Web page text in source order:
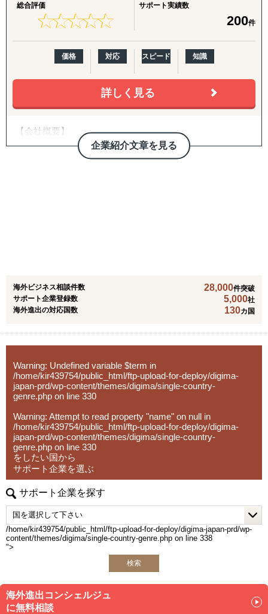
総合評価
★★★★★
★★★★★
サポート実績数
200件
価格 対応 スピード 知識
詳しく見る
企業紹介文章を見る
【会社概要】
日本企業が海外進出を検討する際、最も大きな不安は「現
地の情報が分からない」「信頼できるパートナーがいるの
など、多くの日本企業様をサポートしてまいりました。人
口1億人を超える成長市場として、製造業、小売業、飲食
業など幅広い業種でビジネスチャンスが拡大しています。
大企業がまだ本格参入していない分野も多く、中堅・中小
企業にとって大きな可能性を持つ市場です。弊社では現地
ネットワークを活かし、市場調査から販売パートナー紹
海外進出は、単に海外に商品を販売するだけではありませ
ん。
「どの国に進出すべきか」「現地で本当に需要があるの
か」「誰と組むべきか」など、事前準備が成功を大きく左
右します。弊社では、お客様ごとの状況や目的に合わせ、
現地目線で具体的かつ現実的なアドバイスを行い、伴走型
で支援しています。
これまで製造業、建設業、化粧品、小売、飲食業など多様
な業界で支援実績があり、海外展開が初めての企業様にも
安心してご相談いただける体制を整えています。
「海外進出は難しそう」という不安を、
「まず相談してみよう」に変えること。
海外ビジネス相談件数 28,000件突破
サポート企業登録数
5,000社
海外進出の対応国数
130カ国
Warning: Undefined variable $term in
/home/kir439754/public_html/ftp-upload-for-deploy/digima-
japan-prd/wp-content/themes/digima/single-country-
genre.php on line 330
Warning: Attempt to read property "name" on null in
/home/kir439754/public_html/ftp-upload-for-deploy/digima-
japan-prd/wp-content/themes/digima/single-country-
genre.php on line 330
をしたい国から
サポート企業を選ぶ
サポート企業を探す
/home/kir439754/public_html/ftp-upload-for-deploy/digima-japan-prd/wp-
content/themes/digima/single-country-genre.php on line 338
">
検索
海外進出コンシェルジュ
に無料相談